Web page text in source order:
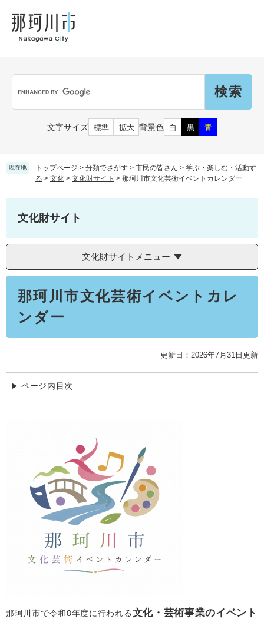
ス
索
文字サイズ 標準 拡大 背景色 白 黒 青
市民の皆さん
届出（ダウンロード）・手続き
戸籍・保険・年金
健康・医療・福祉
学ぶ・楽しむ・活動する
市の情報
子育て・教育
小学生・中学生・教育
こどもの権利
こどもの居場所
入札・プロポーザル・契約情報
事業者向け申請・届出
市外にお住まいの方
那珂川市の概要
移住・定住
ふるさと納税
電子掲示板
観光
現在地 トップページ > 分類でさがす > 市民の皆さん > 学ぶ・楽しむ・活動す
る > 文化 > 文化財サイト > 那珂川市文化芸術イベントカレンダー
文化財サイト
文化財サイトメニュー
那珂川市文化芸術イベントカレ
ンダー
更新日：2026年7月31日更新
ページ内目次
那珂川市で令和8年度に行われる文化・芸術事業のイベント